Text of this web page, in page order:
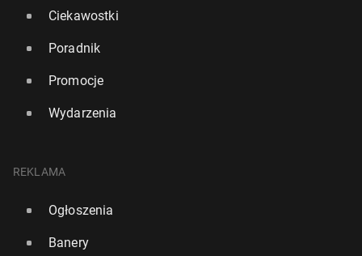
Ciekawostki
Poradnik
Promocje
Wydarzenia
REKLAMA
Ogłoszenia
Banery